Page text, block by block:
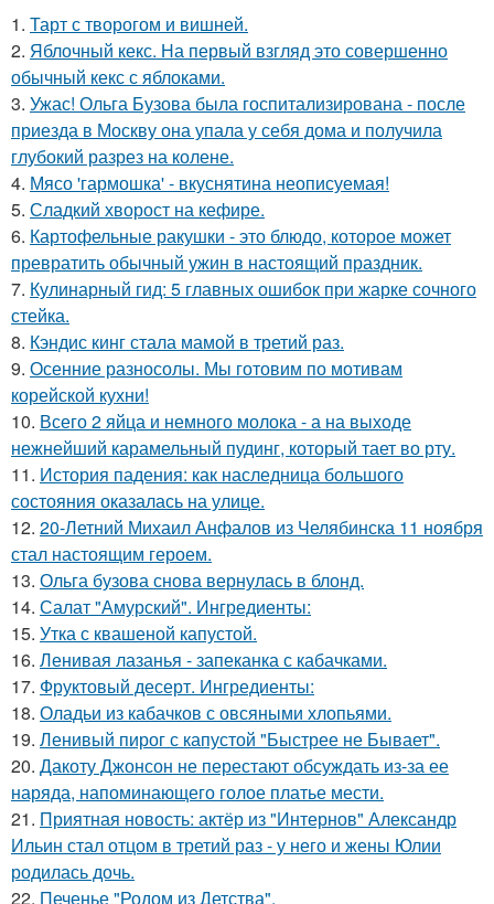
1. Тарт с творогом и вишней.
2. Яблочный кекс. На первый взгляд это совершенно
обычный кекс с яблоками.
3. Ужас! Ольга Бузова была госпитализирована - после
приезда в Москву она упала у себя дома и получила
глубокий разрез на колене.
4. Мясо 'гармошка' - вкуснятина неописуемая!
5. Сладкий хворост на кефире.
6. Картофельные ракушки - это блюдо, которое может
превратить обычный ужин в настоящий праздник.
7. Кулинарный гид: 5 главных ошибок при жарке сочного
стейка.
8. Кэндис кинг стала мамой в третий раз.
9. Осенние разносолы. Мы готовим по мотивам
корейской кухни!
10. Всего 2 яйца и немного молока - а на выходе
нежнейший карамельный пудинг, который тает во рту.
11. История падения: как наследница большого
состояния оказалась на улице.
12. 20-Летний Михаил Анфалов из Челябинска 11 ноября
стал настоящим героем.
13. Ольга бузова снова вернулась в блонд.
14. Салат "Амурский". Ингредиенты:
15. Утка с квашеной капустой.
16. Ленивая лазанья - запеканка с кабачками.
17. Фруктовый десерт. Ингредиенты:
18. Оладьи из кабачков с овсяными хлопьями.
19. Ленивый пирог с капустой "Быстрее не Бывает".
20. Дакоту Джонсон не перестают обсуждать из-за ее
наряда, напоминающего голое платье мести.
21. Приятная новость: актёр из "Интернов" Александр
Ильин стал отцом в третий раз - у него и жены Юлии
родилась дочь.
22. Печенье "Родом из Детства".